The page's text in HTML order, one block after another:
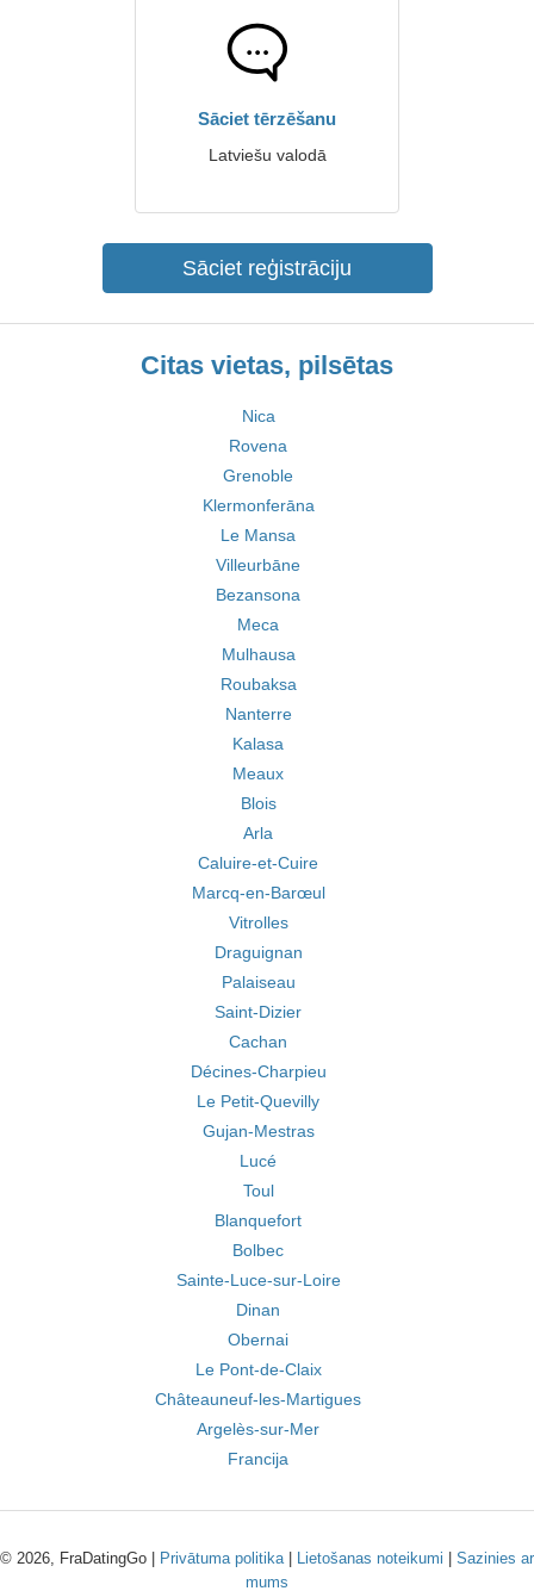
Sāciet tērzēšanu
Latviešu valodā
Sāciet reģistrāciju
Citas vietas, pilsētas
Nica
Rovena
Grenoble
Klermonferāna
Le Mansa
Villeurbāne
Bezansona
Meca
Mulhausa
Roubaksa
Nanterre
Kalasa
Meaux
Blois
Arla
Caluire-et-Cuire
Marcq-en-Barœul
Vitrolles
Draguignan
Palaiseau
Saint-Dizier
Cachan
Décines-Charpieu
Le Petit-Quevilly
Gujan-Mestras
Lucé
Toul
Blanquefort
Bolbec
Sainte-Luce-sur-Loire
Dinan
Obernai
Le Pont-de-Claix
Châteauneuf-les-Martigues
Argelès-sur-Mer
Francija
© 2026, FraDatingGo | Privātuma politika| Lietošanas noteikumi
Sazinies ar
mums